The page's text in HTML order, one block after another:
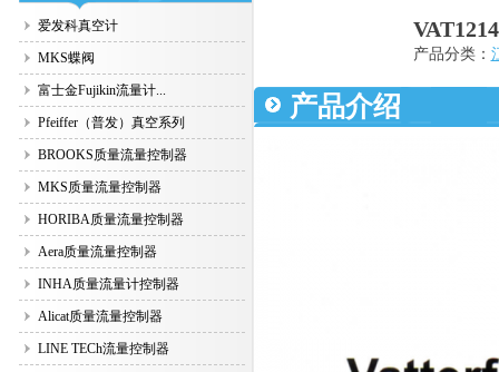
爱发科真空计
MKS蝶阀
富士金Fujikin流量计...
Pfeiffer（普发）真空系列
BROOKS质量流量控制器
MKS质量流量控制器
HORIBA质量流量控制器
Aera质量流量控制器
INHA质量流量计控制器
Alicat质量流量控制器
LINE TECh流量控制器
产品分类：
产品介绍